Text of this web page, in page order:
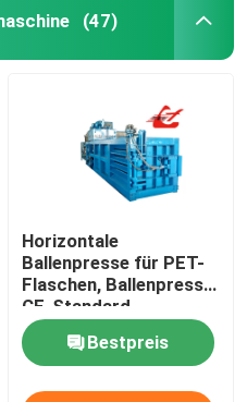
(47)
Horizontale
Ballenpresse für PET-
Flaschen, Ballenpresse
CE-Standard
Bestpreis